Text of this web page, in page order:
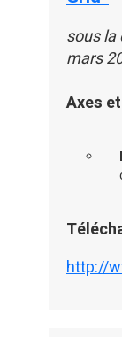
sous la
mars
Axes
http://